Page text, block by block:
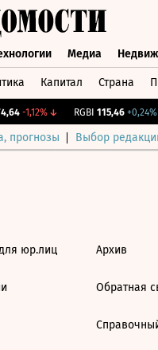
Медиа
Капитал Страна
-1,12%↓ RGBI 115,46 +0,24%
прогнозы Выбор
юр.лиц Архив
Обратная